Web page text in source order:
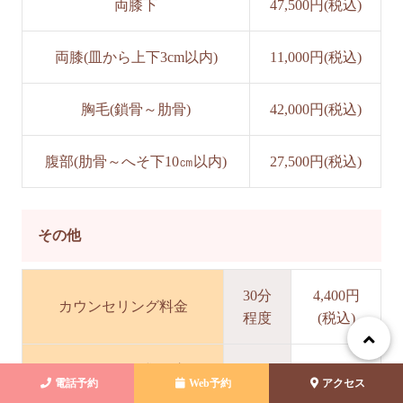
両膝下 47,500円(税込)
両膝(皿から上下3cm以内) 11,000円(税込)
胸毛(鎖骨～肋骨) 42,000円(税込)
腹部(肋骨～へそ下10㎝以内) 27,500円(税込)
その他
カウンセリング料金
30分
程度
4,400円
(税込)
てきた方）
(税込)
電話予約 Web予約 アクセス